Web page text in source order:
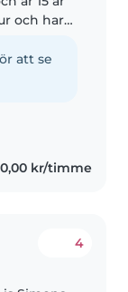
och har
och
att tjäna
att se
kr/timme
4